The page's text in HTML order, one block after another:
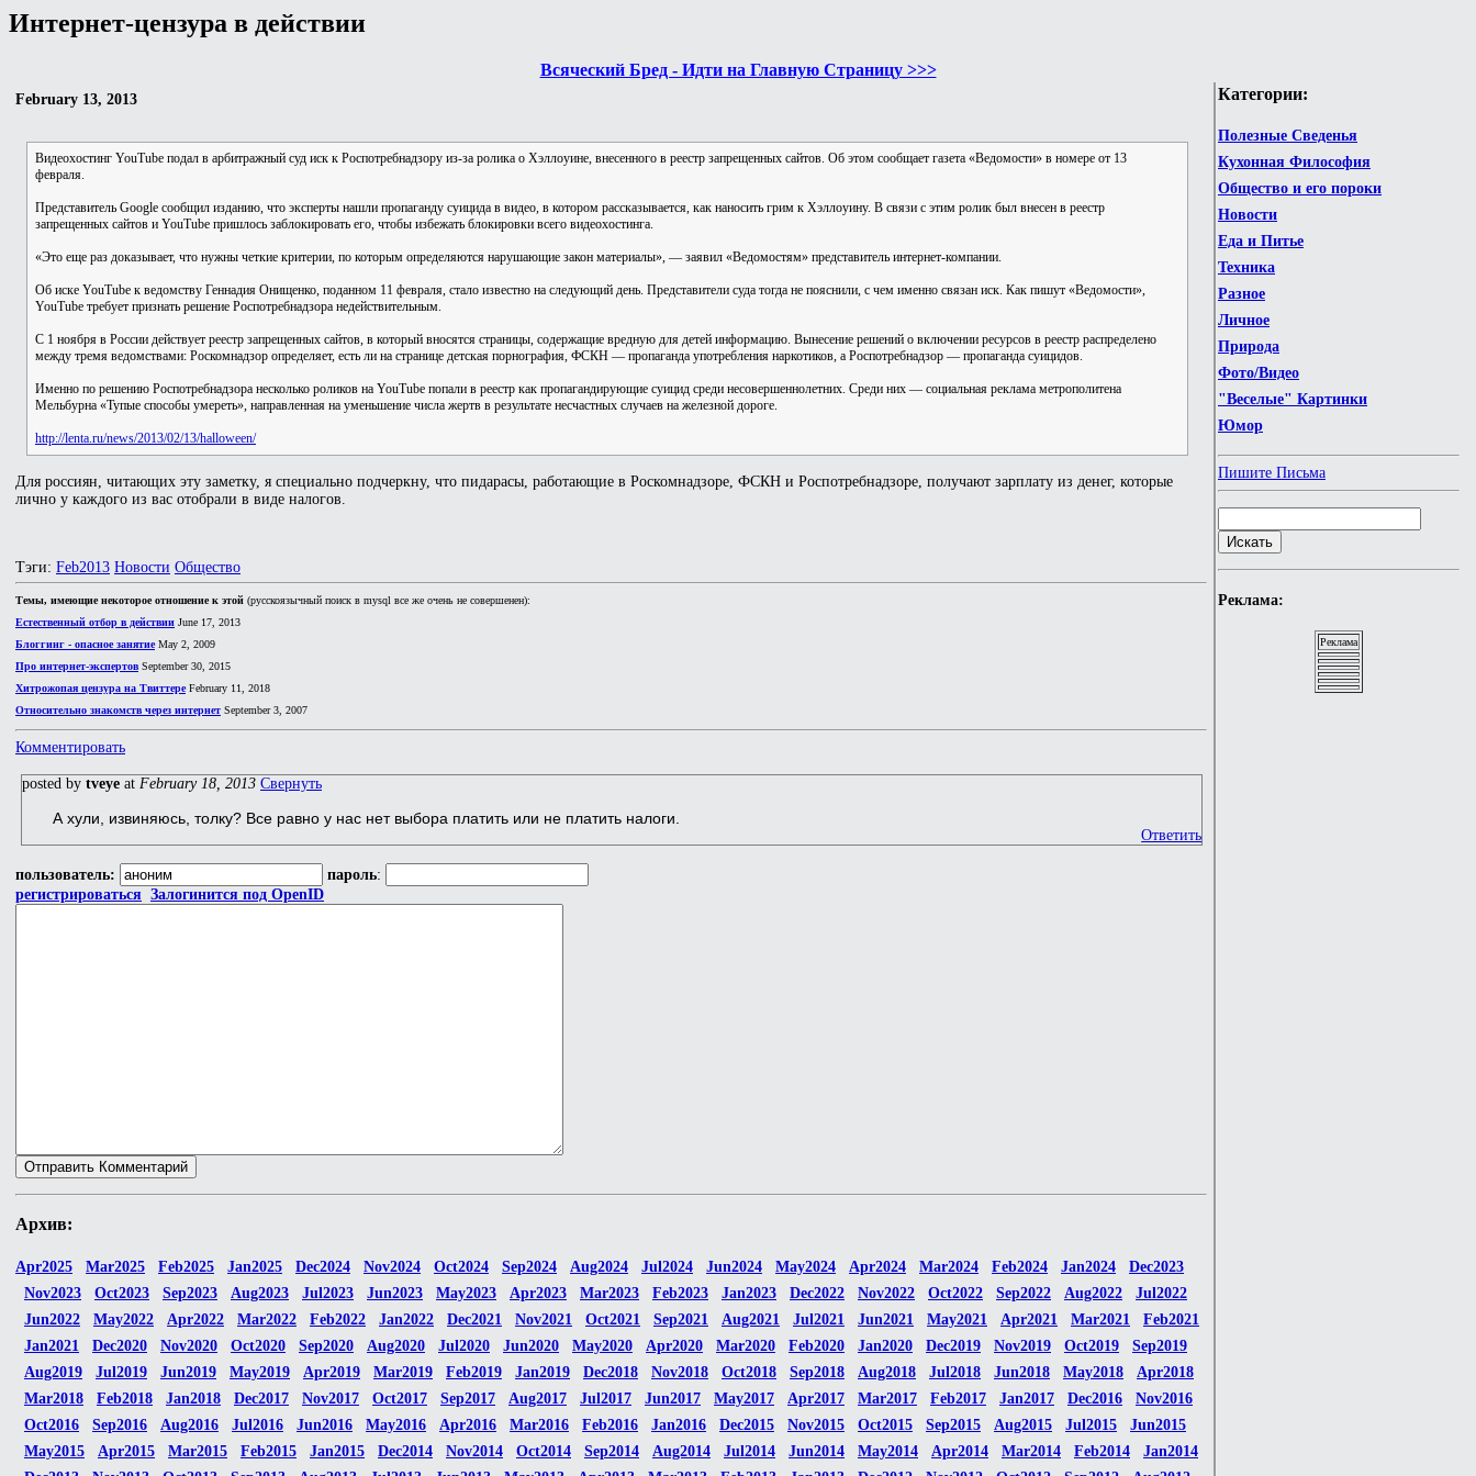
Интернет-цензура в действии
Всяческий Бред - Идти на Главную Страницу >>>
Категории:
Полезные Сведенья
Кухонная Философия
Общество и его пороки
Новости
Еда и Питье
Техника
Разное
Личное
Природа
Фото/Видео
"Веселые" Картинки
Юмор
Пишите Письма
Реклама:
Реклама
February 13, 2013
Видеохостинг YouTube подал в арбитражный суд иск к Роспотребнадзору из-за ролика о Хэллоуине, внесенного в реестр запрещенных сайтов. Об этом сообщает газета «Ведомости» в номере от 13
февраля.
Представитель Google сообщил изданию, что эксперты нашли пропаганду суицида в видео, в котором рассказывается, как наносить грим к Хэллоуину. В связи с этим ролик был внесен в реестр
запрещенных сайтов и YouTube пришлось заблокировать его, чтобы избежать блокировки всего видеохостинга.
«Это еще раз доказывает, что нужны четкие критерии, по которым определяются нарушающие закон материалы», — заявил «Ведомостям» представитель интернет-компании.
Об иске YouTube к ведомству Геннадия Онищенко, поданном 11 февраля, стало известно на следующий день. Представители суда тогда не пояснили, с чем именно связан иск. Как пишут «Ведомости»,
YouTube требует признать решение Роспотребнадзора недействительным.
С 1 ноября в России действует реестр запрещенных сайтов, в который вносятся страницы, содержащие вредную для детей информацию. Вынесение решений о включении ресурсов в реестр распределено
между тремя ведомствами: Роскомнадзор определяет, есть ли на странице детская порнография, ФСКН — пропаганда употребления наркотиков, а Роспотребнадзор — пропаганда суицидов.
Именно по решению Роспотребнадзора несколько роликов на YouTube попали в реестр как пропагандирующие суицид среди несовершеннолетних. Среди них — социальная реклама метрополитена
Мельбурна «Тупые способы умереть», направленная на уменьшение числа жертв в результате несчастных случаев на железной дороге.
http://lenta.ru/news/2013/02/13/halloween/
Для россиян, читающих эту заметку, я специально подчеркну, что пидарасы, работающие в Роскомнадзоре, ФСКН и Роспотребнадзоре, получают зарплату из денег, которые
лично у каждого из вас отобрали в виде налогов.
Тэги: Feb2013 Новости Общество
Темы, имеющие некоторое отношение к этой (русскоязычный поиск в mysql все же очень не совершенен):
Естественный отбор в действии June 17, 2013
Блоггинг - опасное занятиеMay 2, 2009
Про интернет-экспертов September 30, 2015
Хитрожопая цензура на ТвиттереFebruary 11, 2018
Относительно знакомств через интернет September 3, 2007
Комментировать
posted by tveye at February 18, 2013 Свернуть
А хули, извиняюсь, толку? Все равно у нас нет выбора платить или не платить налоги.
Ответить
пользователь: пароль:
регистрироваться Залогинится под OpenID
Архив:
Apr2025 Mar2025 Feb2025 Jan2025 Dec2024 Nov2024 Oct2024 Sep2024 Aug2024 Jul2024 Jun2024 May2024 Apr2024 Mar2024 Feb2024 Jan2024
Dec2023
Nov2023
Oct2023 Sep2023 Aug2023 Jul2023 Jun2023 May2023 Apr2023 Mar2023 Feb2023 Jan2023 Dec2022 Nov2022 Oct2022 Sep2022 Aug2022
Jul2022
Jun2022
May2022 Apr2022 Mar2022 Feb2022 Jan2022 Dec2021 Nov2021 Oct2021 Sep2021 Aug2021 Jul2021 Jun2021 May2021 Apr2021 Mar2021
Feb2021
Jan2021
Dec2020 Nov2020 Oct2020 Sep2020 Aug2020 Jul2020 Jun2020 May2020 Apr2020 Mar2020 Feb2020 Jan2020 Dec2019 Nov2019 Oct2019
Sep2019
Aug2019
Jul2019 Jun2019 May2019 Apr2019 Mar2019 Feb2019 Jan2019 Dec2018 Nov2018 Oct2018 Sep2018 Aug2018 Jul2018 Jun2018 May2018
Apr2018
Mar2018
Feb2018 Jan2018 Dec2017 Nov2017 Oct2017 Sep2017 Aug2017 Jul2017 Jun2017 May2017 Apr2017 Mar2017 Feb2017 Jan2017 Dec2016
Nov2016
Oct2016
Sep2016 Aug2016 Jul2016 Jun2016 May2016 Apr2016 Mar2016 Feb2016 Jan2016 Dec2015 Nov2015 Oct2015 Sep2015 Aug2015 Jul2015
Jun2015
May2015
Apr2015 Mar2015 Feb2015 Jan2015 Dec2014 Nov2014 Oct2014 Sep2014 Aug2014 Jul2014 Jun2014 May2014 Apr2014 Mar2014 Feb2014
Jan2014